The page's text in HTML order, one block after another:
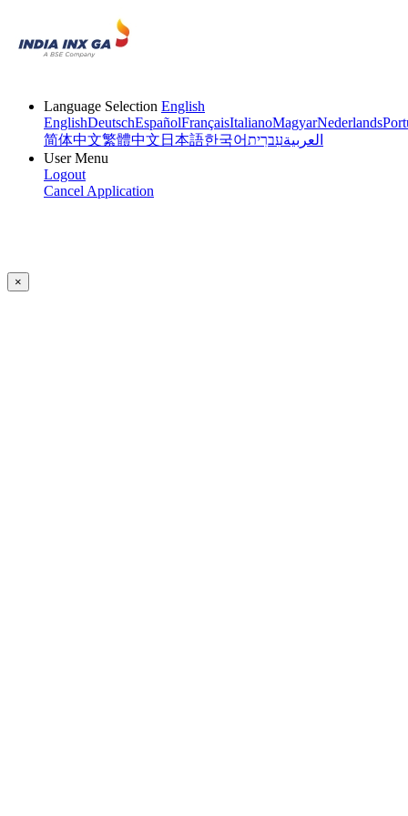
Language Selection English
EnglishDeutschEspañolFrançaisItalianoMagyarNederlands
简体中文繁體中文 日本語한국어 العربيةעִברִית
User Menu
Logout
Cancel Application
×